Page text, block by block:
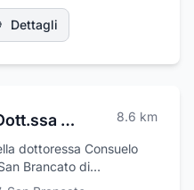
Dettagli
Parafarmacia Dott.ssa Cicchelli Consuelo Francesca 8.6 km
dottoressa Consuelo
Brancato di
di Potenza.